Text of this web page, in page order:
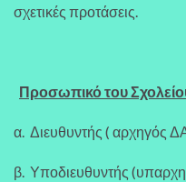
σχετικές προτάσεις.
Προσωπικό του
α. Διευθυντής ( αρχηγός
β. Υποδιευθυντής